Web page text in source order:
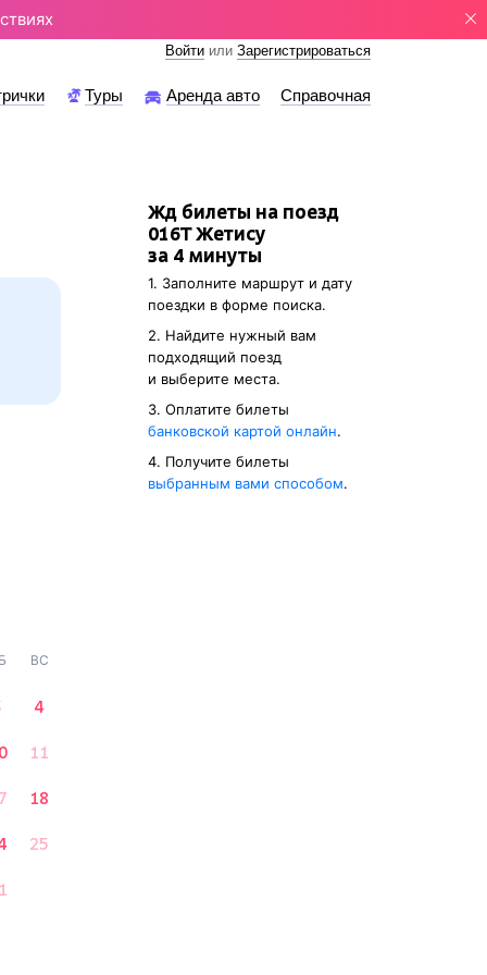
Войти или Зарегистрироваться
Туры Аренда авто Справочная
ВС
4
11
18
25
Жд билеты на поезд
016Т Жетису
за 4 минуты
1. Заполните маршрут и дату
поездки в форме поиска.
2. Найдите нужный вам
подходящий поезд
и выберите места.
3. Оплатите билеты
банковской картой онлайн.
4. Получите билеты
выбранным вами способом.